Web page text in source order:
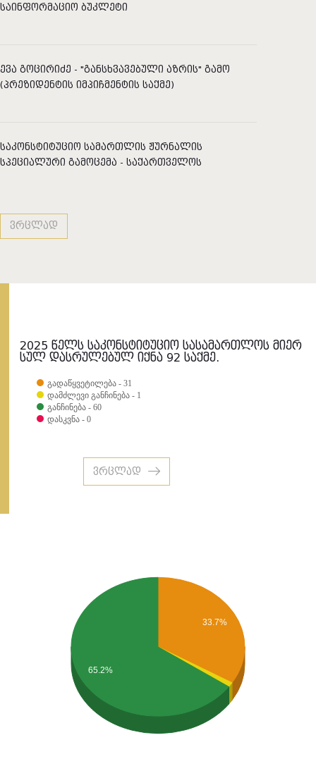
საინფორმაციო ბუკლეტი
ევა გოცირიძე - "განსხვავებული აზრის" გამო
(პრეზიდენტის იმპიჩმენტის საქმე)
საკონსტიტუციო სამართლის ჟურნალის
სპეციალური გამოცემა - საქართველოს
ვრცლად
2025 წელს საკონსტიტუციო სასამართლოს მიერ
სულ დასრულებულ იქნა 92 საქმე.
გადაწყვეტილება - 31
დამძლევი განჩინება - 1
განჩინება - 60
დასკვნა - 0
ვრცლად
33.7%
65.2%